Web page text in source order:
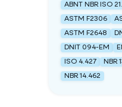
ABNT NBR ISO
ASTM F2306
ASTM F2648
DNIT 094-EM
ISO 4.427
NBR
NBR 14.462